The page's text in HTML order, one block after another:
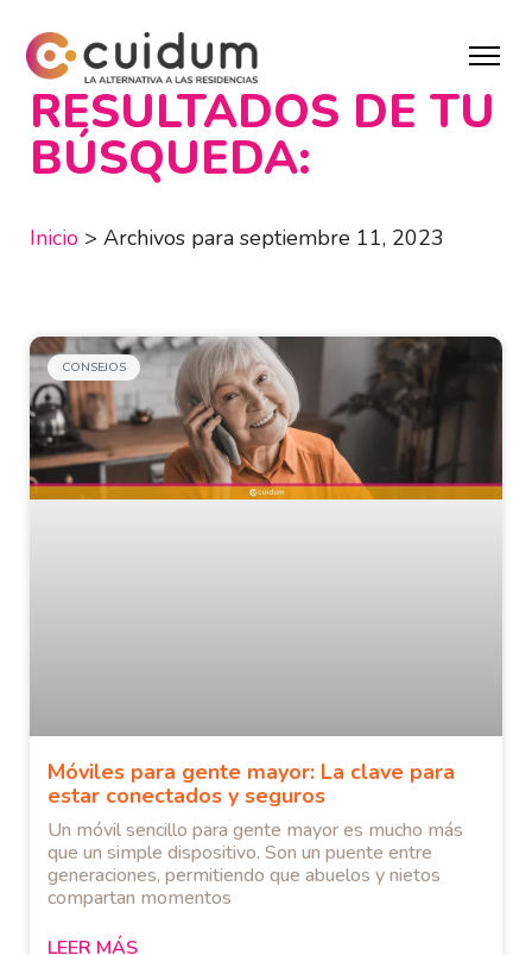
RESULTADOS DE TU
BÚSQUEDA:
Inicio > Archivos para septiembre 11, 2023
CONSEJOS
Móviles para gente mayor: La clave para
estar conectados y seguros
Un móvil sencillo para gente mayor es mucho más
que un simple dispositivo. Son un puente entre
generaciones, permitiendo que abuelos y nietos
compartan momentos
LEER MÁS